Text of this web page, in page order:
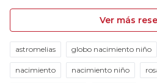
Ver más
astromelias globo nacimiento niño
nacimiento nacimiento niño